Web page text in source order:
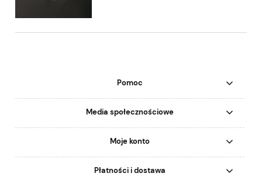
Pomoc
Media społecznościowe
Moje konto
Płatności i dostawa